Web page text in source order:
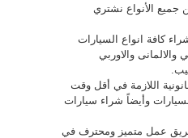
الأنواع نشتري
كافة انواع السيارات
والالمانى والاوربي
اللازمة في أقل وقت
وأيضاً شراء سيارات
عمل متميز ومحترف في